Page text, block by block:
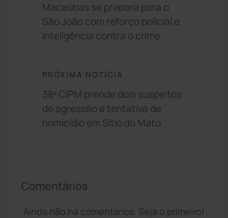
Macaúbas se prepara para o
São João com reforço policial e
inteligência contra o crime
PRÓXIMA NOTÍCIA
38ª CIPM prende dois suspeitos
de agressão e tentativa de
homicídio em Sítio do Mato
Comentários
Ainda não há comentários. Seja o primeiro!